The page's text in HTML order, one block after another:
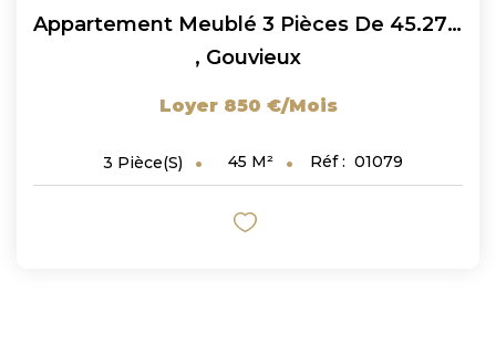
Appartement Meublé 3 Pièces De 45.27m2 À Gouvieux !
, Gouvieux
Loyer 850 €/mois
3 Pièce(s) 45 M² Réf : 01079